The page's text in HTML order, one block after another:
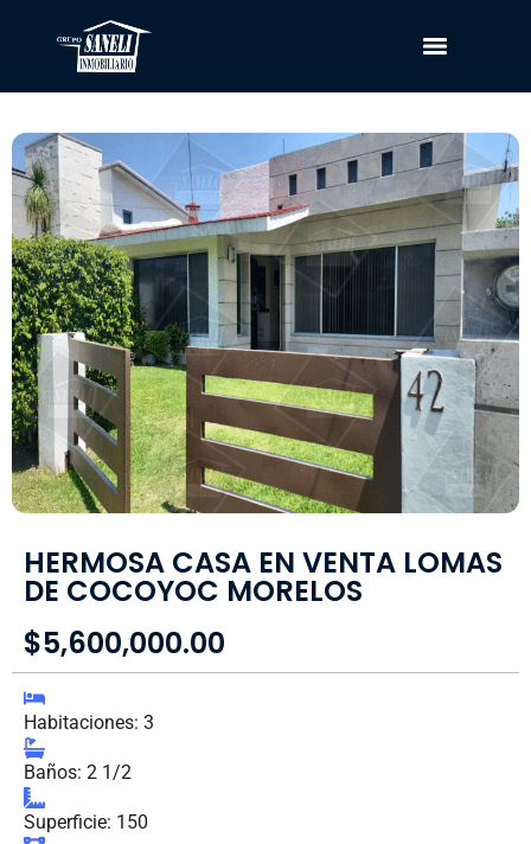
HERMOSA CASA EN VENTA LOMAS
DE COCOYOC MORELOS
$5,600,000.00
Habitaciones: 3
Baños: 2 1/2
Superficie: 150